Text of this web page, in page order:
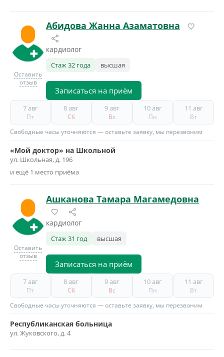
Оставить
отзыв
Абидова Жанна Азаматовна
кардиолог
Стаж 32 года высшая
Записаться на приём
7 авг
Пт
8 авг
Сб
9 авг
Вс
10 авг
Пн
11 авг
Вт
Свободные часы уточняются — оставьте заявку, мы перезвоним
«Мой доктор» на Школьной
ул. Школьная, д. 196
и ещё 1 место приёма
Оставить
отзыв
Ашканова Тамара Магамедовна
кардиолог
Стаж 31 год высшая
Записаться на приём
7 авг
Пт
8 авг
Сб
9 авг
Вс
10 авг
Пн
11 авг
Вт
Свободные часы уточняются — оставьте заявку, мы перезвоним
Республиканская больница
ул. Жуковского, д. 4